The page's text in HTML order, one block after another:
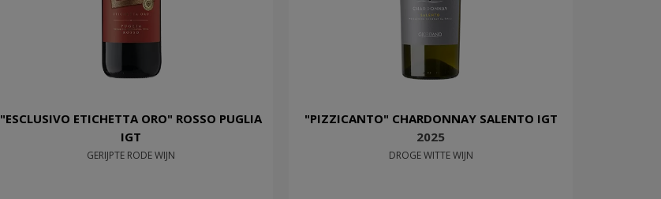
"ESCLUSIVO ETICHETTA ORO" ROSSO PUGLIA
IGT
GERIJPTE RODE WIJN
"PIZZICANTO" CHARDONNAY SALENTO IGT
2025
DROGE WITTE WIJN